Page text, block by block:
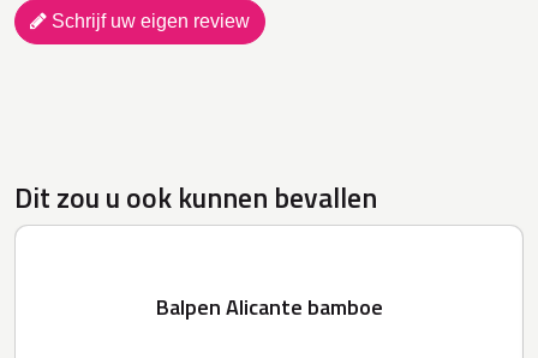
Schrijf uw eigen review
Dit zou u ook kunnen bevallen
Balpen Alicante bamboe